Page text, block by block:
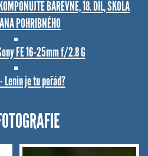
BAREVNĚ, 18. DÍL, ŠKOLA
POHRIBNÉHO
FE 16-25mm f/2.8 G
Lenin je tu pořád?